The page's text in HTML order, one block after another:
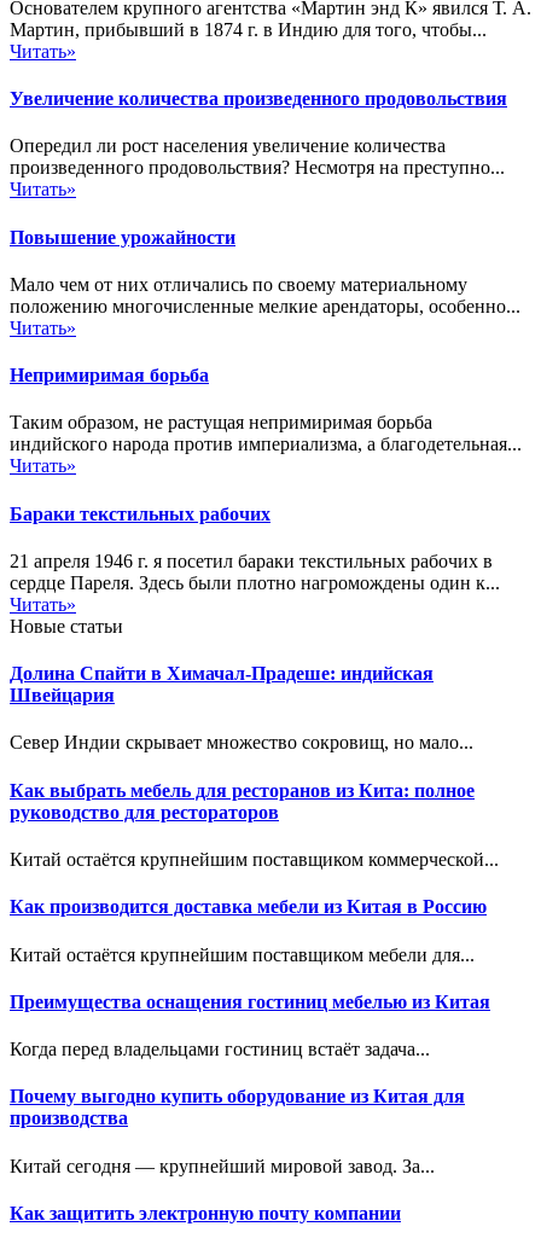
Основателем крупного агентства «Мартин энд К» явился Т. А.
Мартин, прибывший в 1874 г. в Индию для того, чтобы...
Читать»
Увеличение количества произведенного продовольствия
Опередил ли рост населения увеличение количества
произведенного продовольствия? Несмотря на преступно...
Читать»
Повышение урожайности
Мало чем от них отличались по своему материальному
положению многочисленные мелкие арендаторы, особенно...
Читать»
Непримиримая борьба
Таким образом, не растущая непримиримая борьба
индийского народа против империализма, а благодетельная...
Читать»
Бараки текстильных рабочих
21 апреля 1946 г. я посетил бараки текстильных рабочих в
сердце Пареля. Здесь были плотно нагромождены один к...
Читать»
Новые статьи
Долина Спайти в Химачал-Прадеше: индийская
Швейцария
Север Индии скрывает множество сокровищ, но мало...
Как выбрать мебель для ресторанов из Кита: полное
руководство для рестораторов
Китай остаётся крупнейшим поставщиком коммерческой...
Как производится доставка мебели из Китая в Россию
Китай остаётся крупнейшим поставщиком мебели для...
Преимущества оснащения гостиниц мебелью из Китая
Когда перед владельцами гостиниц встаёт задача...
Почему выгодно купить оборудование из Китая для
производства
Китай сегодня — крупнейший мировой завод. За...
Как защитить электронную почту компании